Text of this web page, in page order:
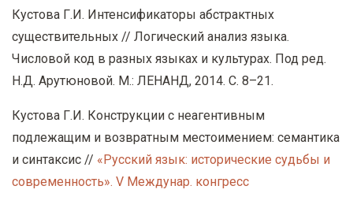
Кустова Г.И. Интенсификаторы абстрактных
существительных // Логический анализ языка.
Числовой код в разных языках и культурах. Под ред.
Н.Д. Арутюновой. М.: ЛЕНАНД, 2014. С. 8–21.
Кустова Г.И. Конструкции с неагентивным
подлежащим и возвратным местоимением: семантика
и синтаксис // «Русский язык: исторические судьбы и
современность». V Междунар. конгресс